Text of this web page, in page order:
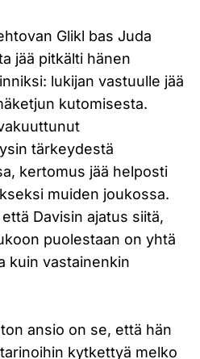
Glikl bas Juda
jää pitkälti hänen
lukijan vastuulle jää
kutomisesta.
tärkeydestä
kertomus jää helposti
muiden joukossa.
Davisin ajatus siitä,
puolestaan on yhtä
kuin vastainenkin
ansio on se, että hän
kytkettyä melko